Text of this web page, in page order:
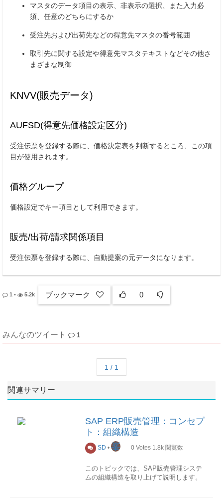
マスタのデータ項目の表示、非表示の選択、また入力必
須、任意のどちらにするか
受注先および出荷先などの得意先マスタの番号範囲
取引先に関する設定や得意先マスタテキストなどその他さ
まざまな制御
KNVV(販売データ)
AUFSD(得意先価格設定区分)
受注伝票を登録する際に、価格決定表を判断するところ、この項
目が使用されます。
価格グループ
価格設定でキー項目として利用できます。
販売/出荷/請求関係項目
受注伝票を登録する際に、自動提案の元データになります。
1 • 5.2k ブックマーク 0
みんなのツイート 1
1 / 1
関連サマリー
SAP ERP販売管理：コンセプ
ト：組織構造
SD • 峯 0 Votes 1.8k 閲覧数
このトピックでは、SAP販売管理システ
ムの組織構造を取り上げて説明します。